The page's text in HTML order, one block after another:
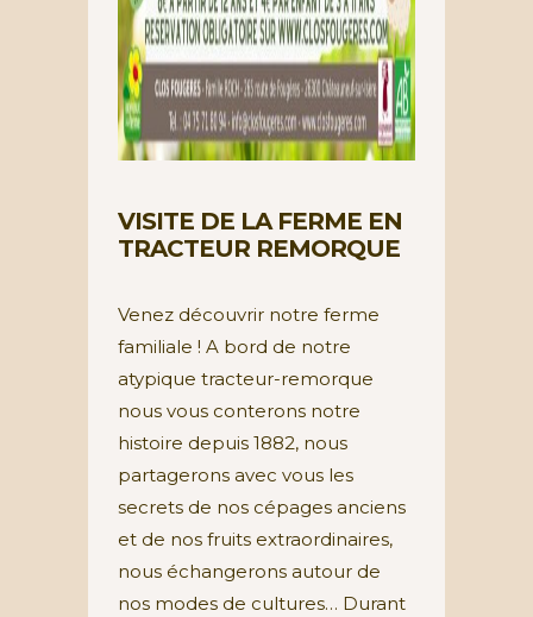
VISITE DE LA FERME EN
TRACTEUR REMORQUE
Venez découvrir notre ferme
familiale ! A bord de notre
atypique tracteur-remorque
nous vous conterons notre
histoire depuis 1882, nous
partagerons avec vous les
secrets de nos cépages anciens
et de nos fruits extraordinaires,
nous échangerons autour de
nos modes de cultures… Durant